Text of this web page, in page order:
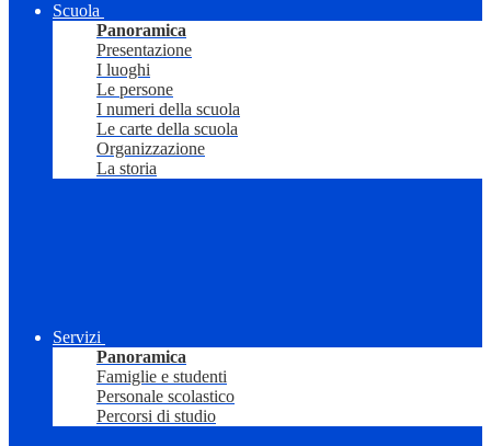
Scuola
Panoramica
Presentazione
I luoghi
Le persone
I numeri della scuola
Le carte della scuola
Organizzazione
La storia
Servizi
Panoramica
Famiglie e studenti
Personale scolastico
Percorsi di studio